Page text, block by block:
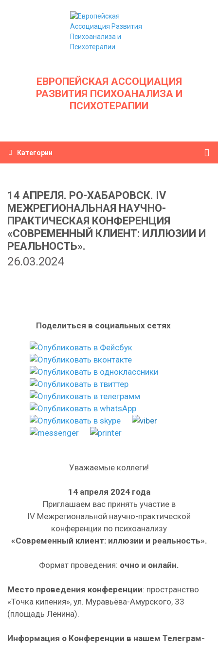
ЕВРОПЕЙСКАЯ АССОЦИАЦИЯ
РАЗВИТИЯ ПСИХОАНАЛИЗА И
ПСИХОТЕРАПИИ
Категории
14 АПРЕЛЯ. РО-ХАБАРОВСК. IV
МЕЖРЕГИОНАЛЬНАЯ НАУЧНО-
ПРАКТИЧЕСКАЯ КОНФЕРЕНЦИЯ
«СОВРЕМЕННЫЙ КЛИЕНТ: ИЛЛЮЗИИ И
РЕАЛЬНОСТЬ».
26.03.2024
Поделиться в социальных сетях
Уважаемые коллеги!
14 апреля 2024 года
Приглашаем вас принять участие в
IV Межрегиональной научно-практической
конференции по психоанализу
«Современный клиент: иллюзии и реальность».
Формат проведения: очно и онлайн.
Место проведения конференции: пространство
«Точка кипения», ул. Муравьёва-Амурского, 33
(площадь Ленина).
Информация о Конференции в нашем Телеграм-